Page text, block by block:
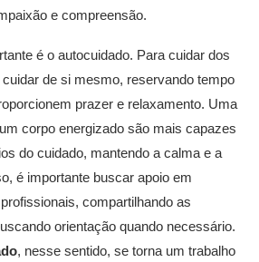
e compreensão.
é o autocuidado. Para cuidar dos
de si mesmo, reservando tempo
prazer e relaxamento. Uma
corpo energizado são mais capazes
do cuidado, mantendo a calma e a
é importante buscar apoio em
compartilhando as
orientação quando necessário.
, nesse sentido, se torna um trabalho